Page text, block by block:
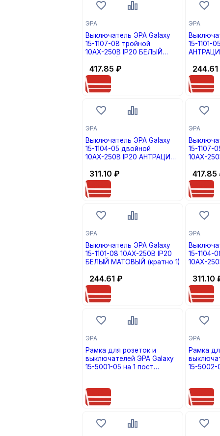
ЭРА
Выключатель ЭРА Galaxy
15-1107-08 тройной
10АХ-250В IP20 БЕЛЫЙ
417.85 ₽
ЭРА
15-1101-
244.61
ЭРА
Выключатель ЭРА Galaxy
15-1104-05 двойной
10АХ-250В IP20 АНТРАЦИТ
311.10 ₽
ЭРА
15-1107-
10АХ-
417.85
ЭРА
Выключатель ЭРА Galaxy
15-1101-08 10АХ-250В IP20
БЕЛЫЙ МАТОВЫЙ (кратно 1)
244.61 ₽
ЭРА
15-1104-
10АХ-
311.10
ЭРА
Рамка для розеток и
выключателей ЭРА Galaxy
15-5001-05 на 1 пост
ЭРА
Рамка
15-5002-